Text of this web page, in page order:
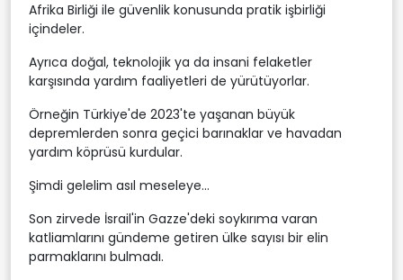
Afrika Birliği ile güvenlik konusunda pratik işbirliği
içindeler.
Ayrıca doğal, teknolojik ya da insani felaketler
karşısında yardım faaliyetleri de yürütüyorlar.
Örneğin Türkiye'de 2023'te yaşanan büyük
depremlerden sonra geçici barınaklar ve havadan
yardım köprüsü kurdular.
Şimdi gelelim asıl meseleye...
Son zirvede İsrail'in Gazze'deki soykırıma varan
katliamlarını gündeme getiren ülke sayısı bir elin
parmaklarını bulmadı.